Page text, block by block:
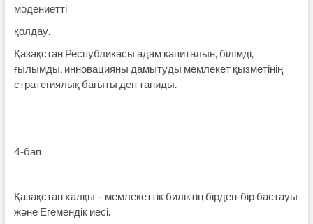
мәдениетті
қолдау.
Қазақстан Республикасы адам капиталын, білімді,
ғылымды, инновацияны дамытуды мемлекет қызметінің
стратегиялық бағыты деп таниды.
4-бап
Қазақстан халқы – мемлекеттік биліктің бірден-бір бастауы
және Егемендік иесі.